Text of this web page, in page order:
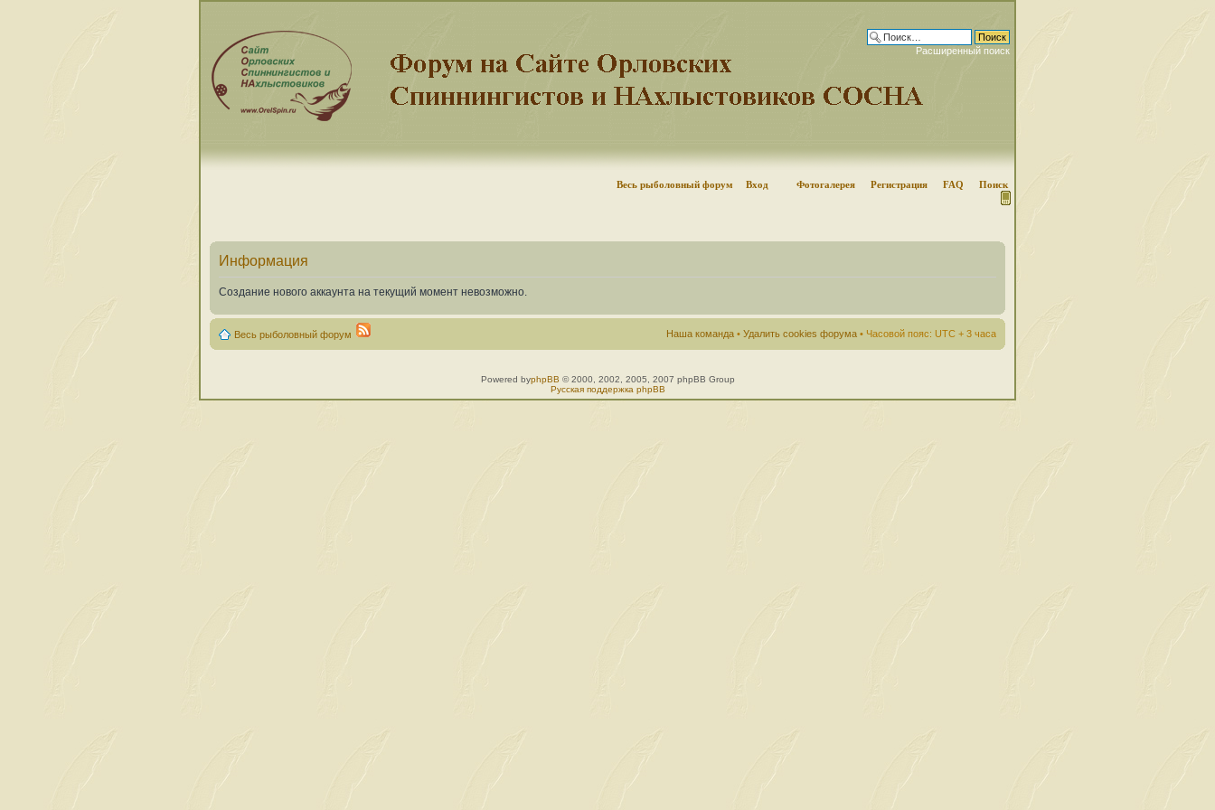
Расширенный поиск
Весь рыболовный форум Вход Фотогалерея Регистрация FAQ Поиск
Информация
Создание нового аккаунта на текущий момент невозможно.
Весь рыболовный форум Наша команда • Удалить cookies форума • Часовой пояс: UTC + 3 часа
Powered byphpBB © 2000, 2002, 2005, 2007 phpBB Group
Русская поддержка phpBB